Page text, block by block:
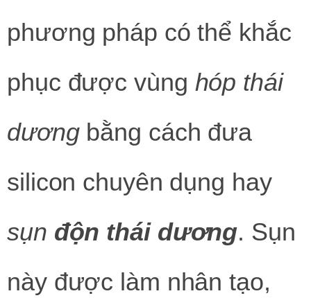
phương pháp có thể khắc
phục được vùng hóp thái
dươngbằng cách đưa
silicon chuyên dụng hay
sụn độn thái dương. Sụn
này được làm nhân tạo,